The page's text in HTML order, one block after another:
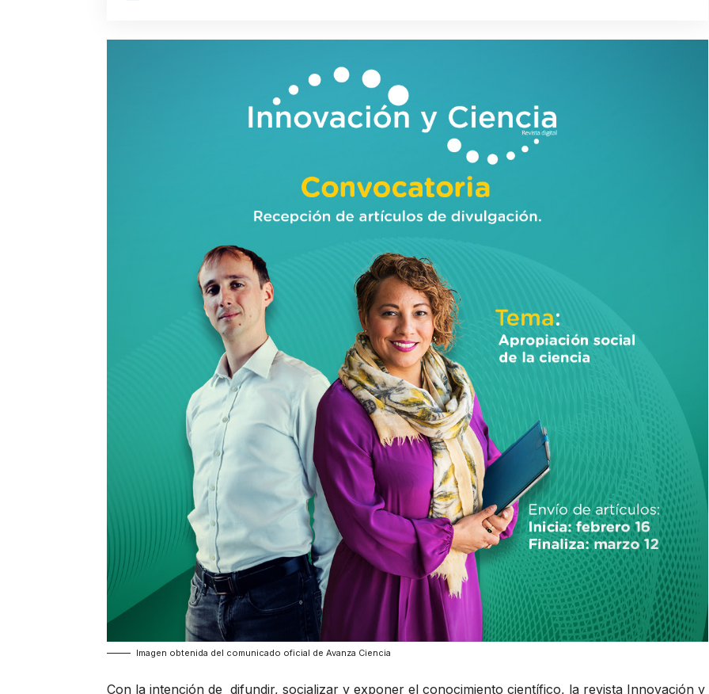
Imagen obtenida del comunicado oficial de Avanza Ciencia
Con la intención de difundir, socializar y exponer el conocimiento científico, la revista Innovación y